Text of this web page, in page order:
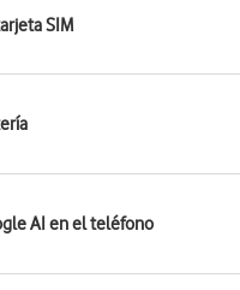
SIM
AI en el teléfono